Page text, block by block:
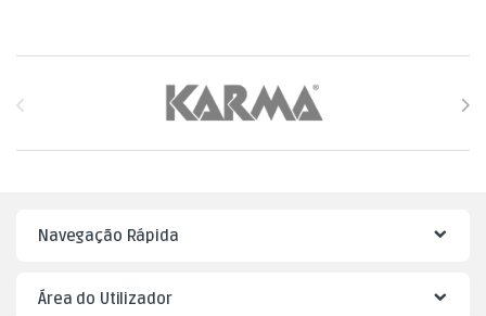
Brands Carousel
Navegação Rápida
Área do Utilizador